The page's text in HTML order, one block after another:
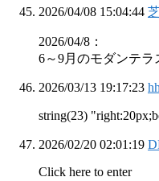
2026/04/08 15:04:44
2026/04/8：
6～9月のモダンテラ
2026/03/13 19:17:23
string(23)
2026/02/20 02:01:19
Click here to enter